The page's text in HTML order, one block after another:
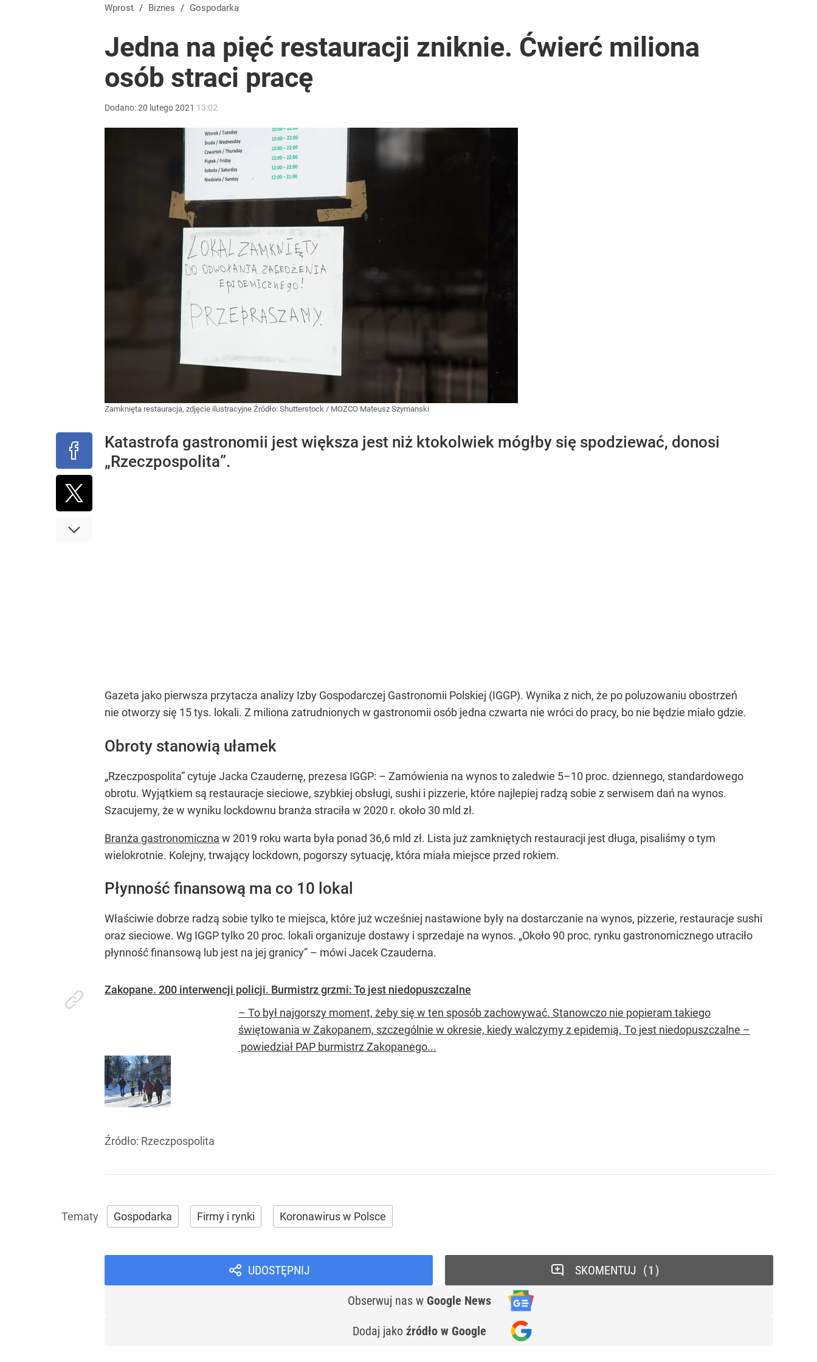
Farmacja: wzrost pod presją. co czeka branżę do 2030 roku?
Prawdziwa wartość różnorodności
Nawrocki ma szansę na drugą kadencję? Tak ocenili go Polacy. Sondaż dla „Wprost”
Wprost / Biznes / Gospodarka
Jedna na pięć restauracji zniknie. Ćwierć miliona
osób straci pracę
Dodano:20 lutego2021 13:02
Zamknięta restauracja, zdjęcie ilustracyjne Źródło: Shutterstock / MOZCO Mateusz Szymanski
Katastrofa gastronomii jest większa jest niż ktokolwiek mógłby się spodziewać, donosi
„Rzeczpospolita”.
Gazeta jako pierwsza przytacza analizy Izby Gospodarczej Gastronomii Polskiej (IGGP). Wynika z nich, że po poluzowaniu obostrzeń
nie otworzy się 15 tys. lokali. Z miliona zatrudnionych w gastronomii osób jedna czwarta nie wróci do pracy, bo nie będzie miało gdzie.
Obroty stanowią ułamek
„Rzeczpospolita” cytuje Jacka Czaudernę, prezesa IGGP: – Zamówienia na wynos to zaledwie 5–10 proc. dziennego, standardowego
obrotu. Wyjątkiem są restauracje sieciowe, szybkiej obsługi, sushi i pizzerie, które najlepiej radzą sobie z serwisem dań na wynos.
Szacujemy, że w wyniku lockdownu branża straciła w 2020 r. około 30 mld zł.
Branża gastronomiczna w 2019 roku warta była ponad 36,6 mld zł. Lista już zamkniętych restauracji jest długa, pisaliśmy o tym
wielokrotnie. Kolejny, trwający lockdown, pogorszy sytuację, która miała miejsce przed rokiem.
Płynność finansową ma co 10 lokal
Właściwie dobrze radzą sobie tylko te miejsca, które już wcześniej nastawione były na dostarczanie na wynos, pizzerie, restauracje sushi
oraz sieciowe. Wg IGGP tylko 20 proc. lokali organizuje dostawy i sprzedaje na wynos. „Około 90 proc. rynku gastronomicznego utraciło
płynność finansową lub jest na jej granicy” – mówi Jacek Czauderna.
Zakopane. 200 interwencji policji. Burmistrz grzmi: To jest niedopuszczalne
– To był najgorszy moment, żeby się w ten sposób zachowywać. Stanowczo nie popieram takiego
świętowania w Zakopanem, szczególnie w okresie, kiedy walczymy z epidemią. To jest niedopuszczalne –
powiedział PAP burmistrz Zakopanego...
Źródło: Rzeczpospolita
Gospodarka Firmy i rynki Koronawirus w Polsce
UDOSTĘPNIJ
Obserwuj nas w Google News
Dodaj jako źródło w Google
SKOMENTUJ 1